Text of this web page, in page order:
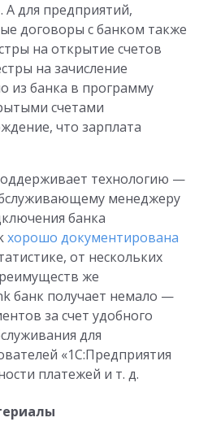
А для предприятий,
договоры с банком также
на открытие счетов
на зачисление
из банка в программу
счетами
что зарплата
технологию —
менеджеру
банка
хорошо документирована
от нескольких
же
банк получает немало —
за счет удобного
для
«1С:Предприятия
платежей и т. д.